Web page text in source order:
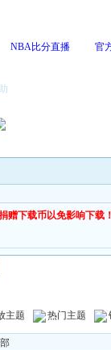
NBA比分直播 官
赠下载币以免影响下载
主题 热门主题